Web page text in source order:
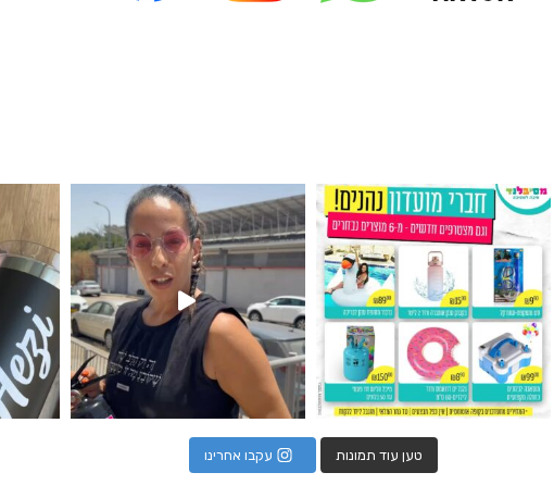
מין העובר רק במסיבלנד !! קיים
כוס נירוסטה ענקית שכול אחד צריך! קיימת באתר ובסני
המוצר הכי מבוקש שלנו מטף
טען עוד תמונות עקבו אחרינו